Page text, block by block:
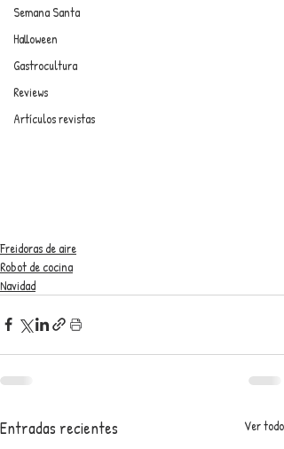
Semana Santa
Halloween
Gastrocultura
Reviews
Artículos revistas
Freidoras de aire
Robot de cocina
Navidad
Entradas recientes Ver todo